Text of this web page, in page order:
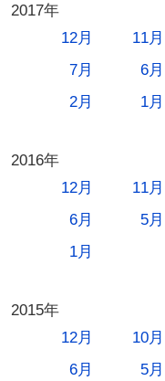
2017年
12月
11月
7月
6月
2月
1月
2016年
12月
11月
6月
5月
1月
2015年
12月
10月
6月
5月